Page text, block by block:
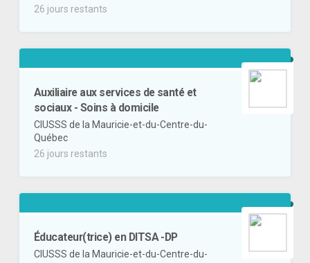
26 jours restants
Auxiliaire aux services de santé et
sociaux - Soins à domicile
CIUSSS de la Mauricie-et-du-Centre-du-
Québec
26 jours restants
Éducateur(trice) en DITSA -DP
CIUSSS de la Mauricie-et-du-Centre-du-